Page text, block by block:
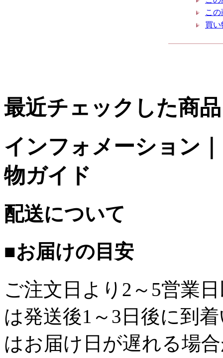
こ
買い
最近チェックした商品
インフォメーション
物ガイド
配送について
■お届けの目安
ご注文日より2～5営業
は発送後1～3日後に到
はお届け日が遅れる場